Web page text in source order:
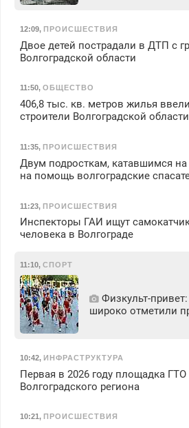
12:09, ПРОИСШЕСТВИЯ
Двое детей пострадали в ДТП с
Волгоградской области
11:50, ОБЩЕСТВО
406,8 тыс. кв. метров жилья
строители Волгоградской области
11:35, ПРОИСШЕСТВИЯ
Двум подросткам, катавшимся
на помощь волгоградские
11:23, ПРОИСШЕСТВИЯ
Инспекторы ГАИ ищут
человека в Волгограде
11:10, СПОРТ
широко отметили
10:42, ИНФРАСТРУКТУРА
Первая в 2026 году площадка ГТО
Волгоградского региона
10:21, ПРОИСШЕСТВИЯ